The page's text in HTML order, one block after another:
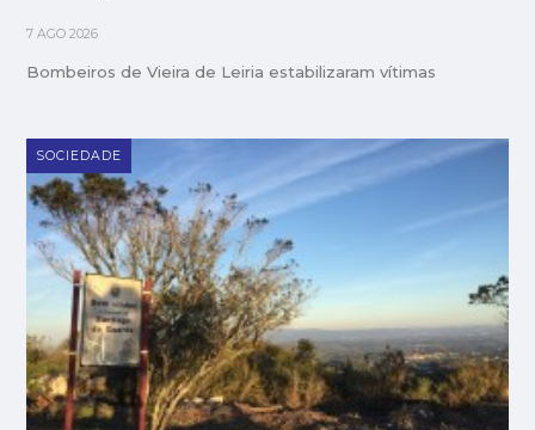
7 AGO 2026
Bombeiros de Vieira de Leiria estabilizaram vítimas
SOCIEDADE